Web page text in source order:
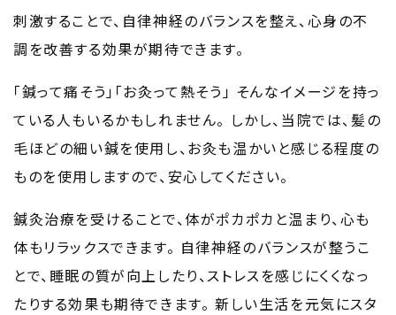
刺激することで、自律神経のバランスを整え、心身の不
調を改善する効果が期待できます。
「鍼って痛そう」「お灸って熱そう」 そんなイメージを持っ
ている人もいるかもしれません。 しかし、当院では、髪の
毛ほどの細い鍼を使用し、お灸も温かいと感じる程度の
ものを使用しますので、安心してください。
鍼灸治療を受けることで、体がポカポカと温まり、心も
体もリラックスできます。 自律神経のバランスが整うこ
とで、睡眠の質が向上したり、ストレスを感じにくくなっ
たりする効果も期待できます。 新しい生活を元気にスタ